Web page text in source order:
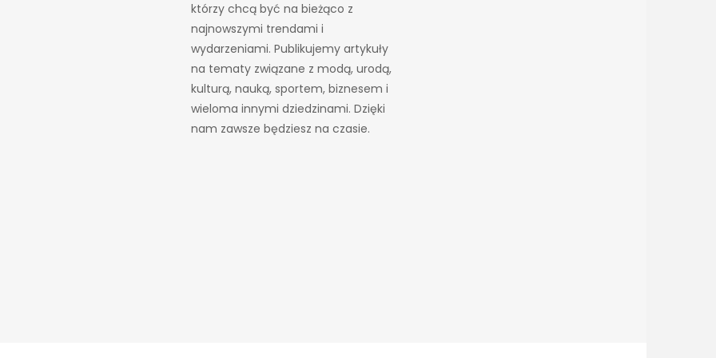
którzy chcą być na bieżąco z
najnowszymi trendami i
wydarzeniami. Publikujemy artykuły
na tematy związane z modą, urodą,
kulturą, nauką, sportem, biznesem i
wieloma innymi dziedzinami. Dzięki
nam zawsze będziesz na czasie.